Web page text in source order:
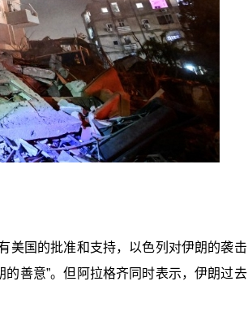
美国的批准和支持，以色列对伊朗的袭击
善意”。但阿拉格齐同时表示，伊朗过去